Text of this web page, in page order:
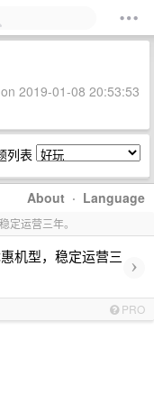
2019-01-08 20:53:53
列表
About · Language
运营三年。
机型，稳定运营三 ›
PRO